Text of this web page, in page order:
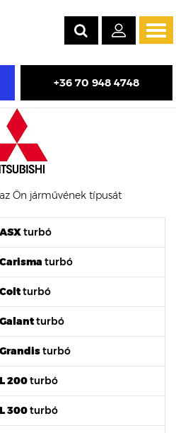
+36 70 948 4748
árak
Ön járművének típusát
turbó
turbó
turbó
turbó
turbó
200turbó
300turbó